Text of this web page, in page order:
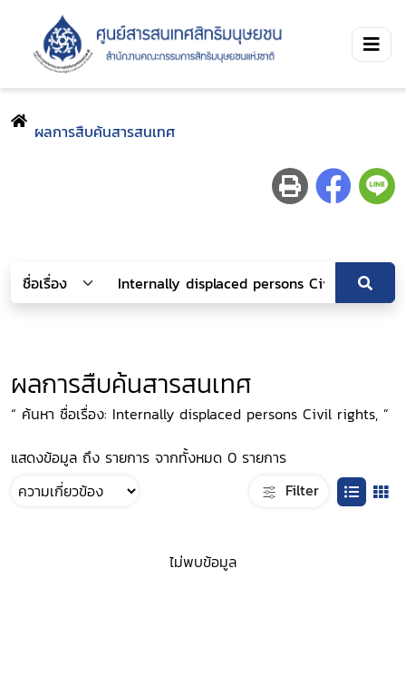
ผลการสืบค้นสารสนเทศ
ผลการสืบค้นสารสนเทศ
“ ค้นหา ชื่อเรื่อง: Internally displaced persons Civil rights, ”
แสดงข้อมูล ถึง รายการ จากทั้งหมด 0 รายการ
Filter
ไม่พบข้อมูล